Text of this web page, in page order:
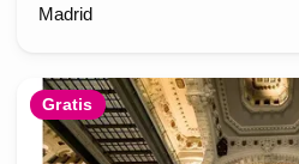
Madrid
Gratis